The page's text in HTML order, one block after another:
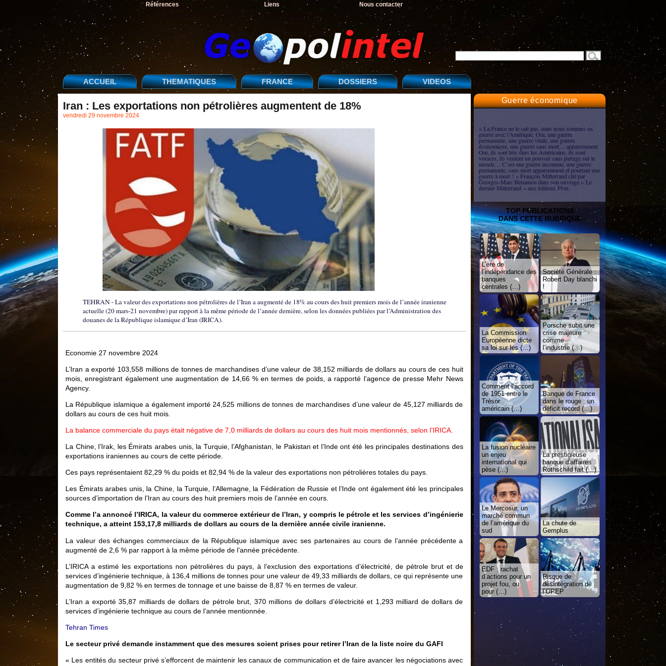
Références Liens Nous contacter
ACCUEIL THEMATIQUES FRANCE DOSSIERS VIDEOS
Iran : Les exportations non pétrolières augmentent de 18%
vendredi 29 novembre 2024
TEHRAN - La valeur des exportations non pétrolières de l’Iran a augmenté de 18% au cours des huit premiers mois de l’année iranienne
actuelle (20 mars-21 novembre) par rapport à la même période de l’année dernière, selon les données publiées par l’Administration des
douanes de la République islamique d’Iran (IRICA).
Economie 27 novembre 2024
L’Iran a exporté 103,558 millions de tonnes de marchandises d’une valeur de 38,152 milliards de dollars au cours de ces huit
mois, enregistrant également une augmentation de 14,66 % en termes de poids, a rapporté l’agence de presse Mehr News
Agency.
La République islamique a également importé 24,525 millions de tonnes de marchandises d’une valeur de 45,127 milliards de
dollars au cours de ces huit mois.
La balance commerciale du pays était négative de 7,0 milliards de dollars au cours des huit mois mentionnés, selon l’IRICA.
La Chine, l’Irak, les Émirats arabes unis, la Turquie, l’Afghanistan, le Pakistan et l’Inde ont été les principales destinations des
exportations iraniennes au cours de cette période.
Ces pays représentaient 82,29 % du poids et 82,94 % de la valeur des exportations non pétrolières totales du pays.
Les Émirats arabes unis, la Chine, la Turquie, l’Allemagne, la Fédération de Russie et l’Inde ont également été les principales
sources d’importation de l’Iran au cours des huit premiers mois de l’année en cours.
Comme l’a annoncé l’IRICA, la valeur du commerce extérieur de l’Iran, y compris le pétrole et les services d’ingénierie
technique, a atteint 153,17,8 milliards de dollars au cours de la dernière année civile iranienne.
La valeur des échanges commerciaux de la République islamique avec ses partenaires au cours de l’année précédente a
augmenté de 2,6 % par rapport à la même période de l’année précédente.
L’IRICA a estimé les exportations non pétrolières du pays, à l’exclusion des exportations d’électricité, de pétrole brut et de
services d’ingénierie technique, à 136,4 millions de tonnes pour une valeur de 49,33 milliards de dollars, ce qui représente une
augmentation de 9,82 % en termes de tonnage et une baisse de 8,87 % en termes de valeur.
L’Iran a exporté 35,87 milliards de dollars de pétrole brut, 370 millions de dollars d’électricité et 1,293 milliard de dollars de
services d’ingénierie technique au cours de l’année mentionnée.
Tehran Times
Le secteur privé demande instamment que des mesures soient prises pour retirer l’Iran de la liste noire du GAFI
« Les entités du secteur privé s’efforcent de maintenir les canaux de communication et de faire avancer les négociations avec
Guerre économique
« La France ne le sait pas, mais nous sommes en
guerre avec l’Amérique. Oui, une guerre
permanente, une guerre vitale, une guerre
économique, une guerre sans mort… apparemment.
Oui, ils sont très durs les Américains, ils sont
voraces, ils veulent un pouvoir sans partage sur le
monde… C’est une guerre inconnue, une guerre
permanente, sans mort apparemment et pourtant une
guerre à mort ! » François Mitterrand cité par
Georges-Marc Benamou dans son ouvrage « Le
dernier Mitterrand » aux éditions Plon.
TOP PUBLICATIONS
DANS CETTE RUBRIQUE
L’ère de
l’indépendance des
banques
centrales (…)
Société Générale :
Robert Day blanchi
!
La Commission
Européenne dicte
sa loi sur les (…)
Porsche subit une
crise majeure
comme
l’industrie (…)
Comment l’accord
de 1951 entre le
Trésor
américain (…)
Banque de France
dans le rouge : un
déficit record (…)
La fusion nucléaire
un enjeu
international qui
pèse (…)
La prestigieuse
banque d’affaires
Rothschild fait (…)
Le Mercosur, un
marché commun
de l’amérique du
sud
La chute de
Gemplus
EDF : rachat
d’actions pour un
projet fou, ou
pour (…)
Risque de
désintégration de
l’OPEP